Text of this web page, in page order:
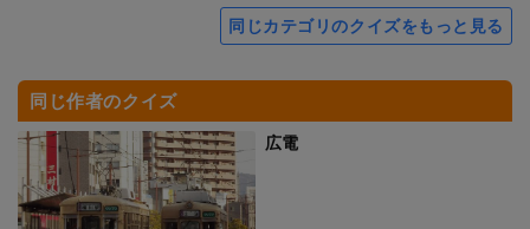
同じカテゴリのクイズをもっと見る
同じ作者のクイズ
広電